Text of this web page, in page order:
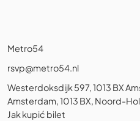
Metro54
rsvp@metro54.nl
Westerdoksdijk 597, 1013 BX
Amsterdam, 1013 BX, Noord-
Jak kupić bilet